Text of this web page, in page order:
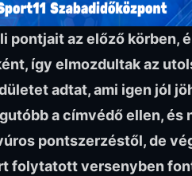
pontjait az előző körben,
így elmozdultak az
adtat, ami igen jól
a címvédő ellen, és
pontszerzéstől, de
folytatott versenyben